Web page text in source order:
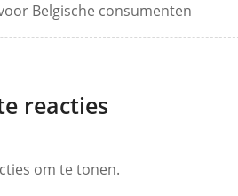
Belgische consumenten
reacties
om te tonen.